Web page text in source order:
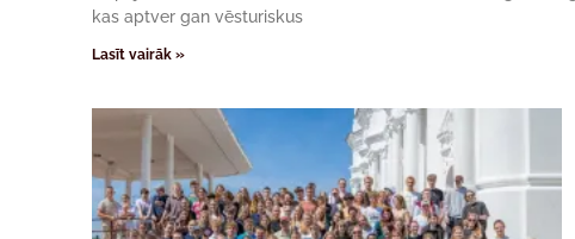
kas aptver gan vēsturiskus
Lasīt vairāk »